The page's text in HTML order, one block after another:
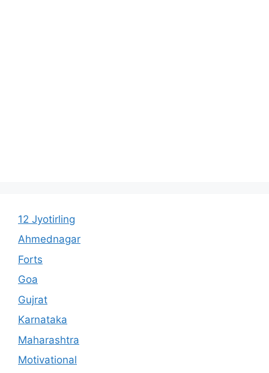
12 Jyotirling
Ahmednagar
Forts
Goa
Gujrat
Karnataka
Maharashtra
Motivational